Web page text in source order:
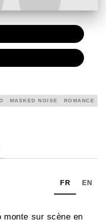
MASKED NOISE ROMANCE
FR EN
monte sur scène en